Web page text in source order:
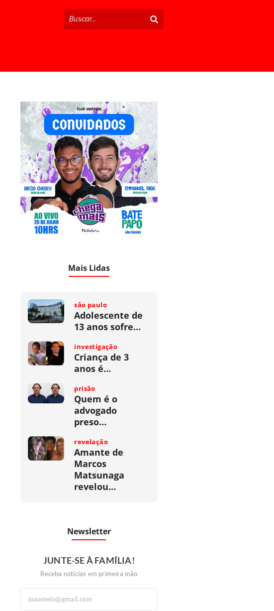
Mais Lidas
são paulo
Adolescente de
13 anos sofre…
investigação
Criança de 3
anos é…
prisão
Quem é o
advogado
preso…
revelação
Amante de
Marcos
Matsunaga
revelou…
Newsletter
JUNTE-SE À FAMÍLIA!
Receba notícias em primeira mão